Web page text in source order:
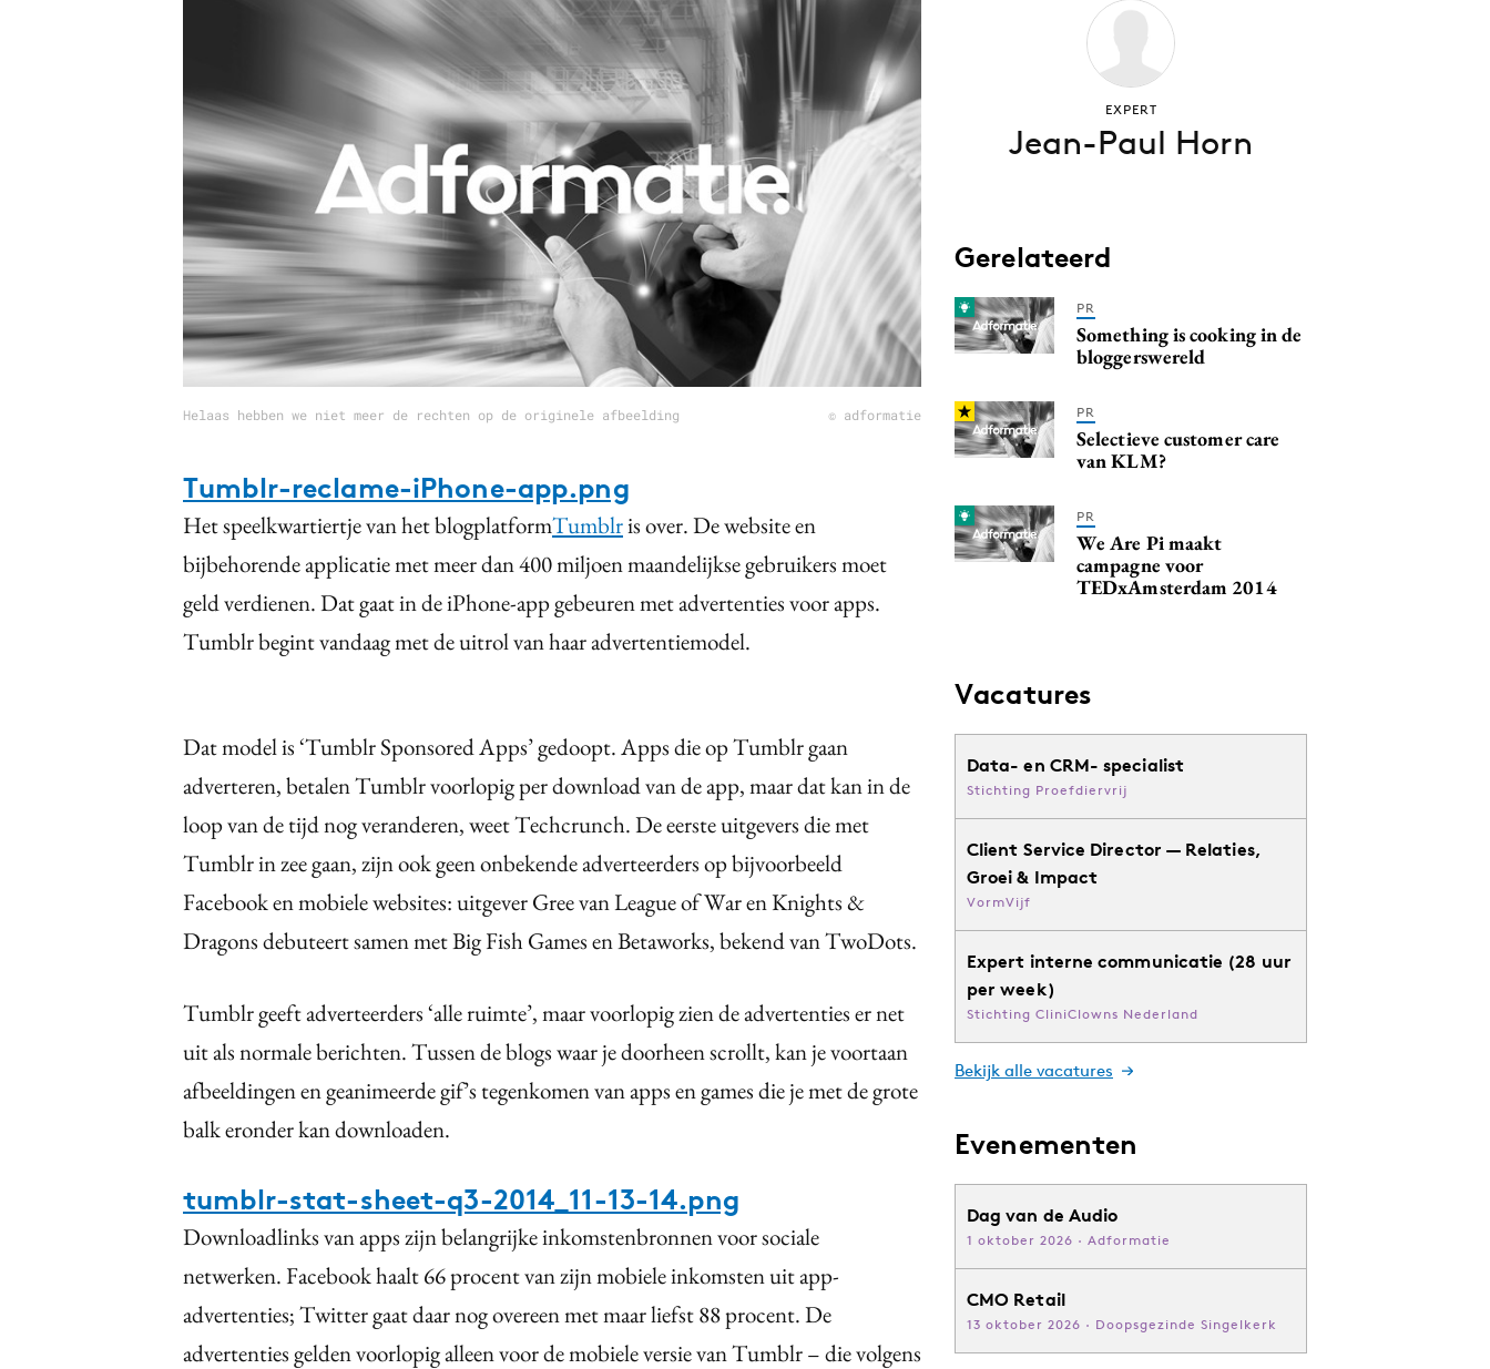
Gedragsverandering
Influencer marketing
Interne communicatie
Purpose Marketing
Reputatie & crisis
Helaas hebben we niet meer de rechten op de originele afbeelding © adformatie
Tumblr-reclame-iPhone-app.png
Het speelkwartiertje van het blogplatformTumblris over. De website en
bijbehorende applicatie met meer dan 400 miljoen maandelijkse gebruikers moet
geld verdienen. Dat gaat in de iPhone-app gebeuren met advertenties voor apps.
Tumblr begint vandaag met de uitrol van haar advertentiemodel.
Dat model is ‘Tumblr Sponsored Apps’ gedoopt. Apps die op Tumblr gaan
adverteren, betalen Tumblr voorlopig per download van de app, maar dat kan in de
loop van de tijd nog veranderen, weet Techcrunch. De eerste uitgevers die met
Tumblr in zee gaan, zijn ook geen onbekende adverteerders op bijvoorbeeld
Facebook en mobiele websites: uitgever Gree van League of War en Knights &
Dragons debuteert samen met Big Fish Games en Betaworks, bekend van TwoDots.
Tumblr geeft adverteerders ‘alle ruimte’, maar voorlopig zien de advertenties er net
uit als normale berichten. Tussen de blogs waar je doorheen scrollt, kan je voortaan
afbeeldingen en geanimeerde gif’s tegenkomen van apps en games die je met de grote
balk eronder kan downloaden.
tumblr-stat-sheet-q3-2014_11-13-14.png
Downloadlinks van apps zijn belangrijke inkomstenbronnen voor sociale
netwerken. Facebook haalt 66 procent van zijn mobiele inkomsten uit app-
advertenties; Twitter gaat daar nog overeen met maar liefst 88 procent. De
advertenties gelden voorlopig alleen voor de mobiele versie van Tumblr – die volgens
EXPERT
Jean-Paul Horn
Gerelateerd
PR
Something is cooking in de
bloggerswereld
PR
Selectieve customer care
van KLM?
PR
We Are Pi maakt
campagne voor
TEDxAmsterdam 2014
Vacatures
Data- en CRM- specialist
Stichting Proefdiervrij
Client Service Director — Relaties,
Groei & Impact
VormVijf
Expert interne communicatie (28 uur
per week)
Stichting CliniClowns Nederland
Bekijk alle vacatures
Evenementen
Dag van de Audio
1 oktober 2026 · Adformatie
CMO Retail
13 oktober 2026 · Doopsgezinde Singelkerk